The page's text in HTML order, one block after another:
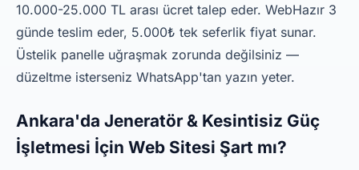
10.000-25.000 TL arası ücret talep eder. WebHazır 3
günde teslim eder, 5.000₺ tek seferlik fiyat sunar.
Üstelik panelle uğraşmak zorunda değilsiniz —
düzeltme isterseniz WhatsApp'tan yazın yeter.
Ankara'da Jeneratör & Kesintisiz Güç
İşletmesi İçin Web Sitesi Şart mı?